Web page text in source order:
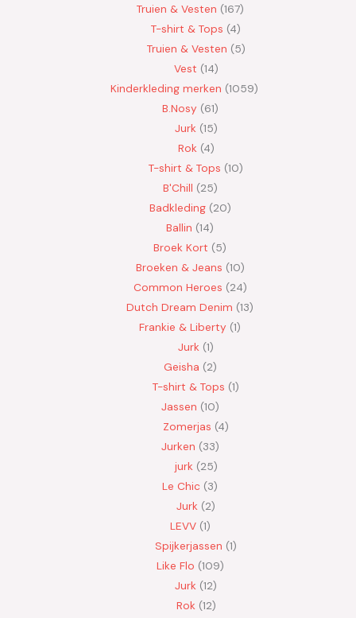
Truien & Vesten 167
T-shirt & Tops 4
Truien & Vesten 5
Vest 14
Kinderkleding merken 1059
B.Nosy 61
Jurk 15
Rok 4
T-shirt & Tops 10
B'Chill 25
Badkleding 20
Ballin 14
Broek Kort 5
Broeken & Jeans 10
Common Heroes 24
Dutch Dream Denim 13
Frankie & Liberty 1
Jurk 1
Geisha 2
T-shirt & Tops 1
Jassen 10
Zomerjas 4
Jurken 33
jurk 25
Le Chic 3
Jurk 2
LEVV 1
Spijkerjassen 1
Like Flo 109
Jurk 12
Rok 12